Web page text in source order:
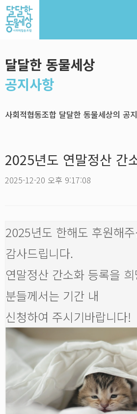
달달한 동물세상
공지사항
사회적협동조합 달달한 동물세상의 공
2025년도 연말정산 간
2025-12-20 오후 9:17:08
2025년도 한해도 후원해
감사드립니다.
연말정산 간소화 등록을
분들께서는 기간 내
신청하여 주시기바랍니다!